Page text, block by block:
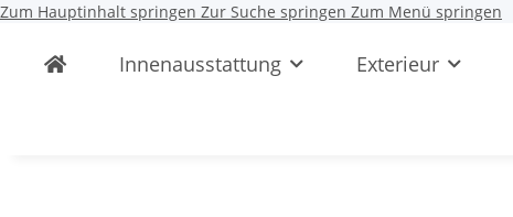
Zum Hauptinhalt springen Zur Suche springen Zum Menü springen
Innenausstattung Exterieur